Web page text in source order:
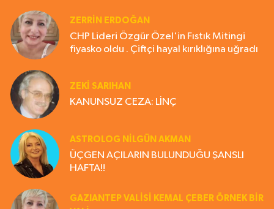
ZERRIN ERDOĞAN
CHP Lideri Özgür Özel'in Fıstık Mitingi
fiyasko oldu . Çiftçi hayal kırıklığına uğradı
ZEKI SARIHAN
KANUNSUZ CEZA: LİNÇ
ASTROLOG NILGÜN AKMAN
ÜÇGEN AÇILARIN BULUNDUĞU ŞANSLI
HAFTA!!
GAZIANTEP VALISI KEMAL ÇEBER ÖRNEK BİR